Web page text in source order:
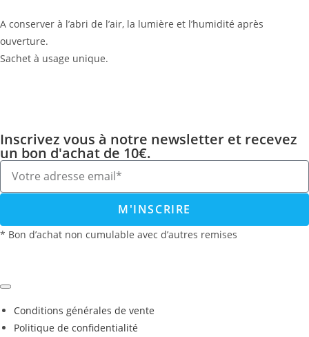
A conserver à l’abri de l’air, la lumière et l’humidité après
ouverture.
Sachet à usage unique.
Inscrivez vous à notre newsletter et recevez
un bon d'achat de 10€.
M'INSCRIRE
* Bon d’achat non cumulable avec d’autres remises
Conditions générales de vente
Politique de confidentialité